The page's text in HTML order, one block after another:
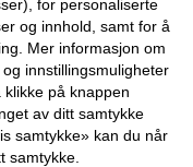
Cookie-innstillinger
for personaliserte
og innhold, samt for å
Mer informasjon om
innstillingsmuligheter
klikke på knappen
av ditt samtykke
samtykke» kan du når
samtykke.